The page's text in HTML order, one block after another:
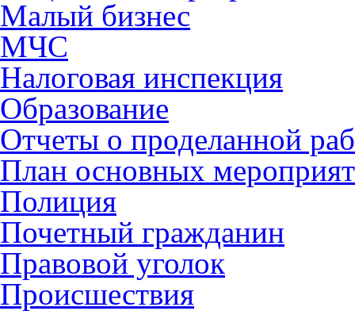
Малый бизнес
МЧС
Налоговая инспекция
Образование
Отчеты о проделанной
План основных
Полиция
Почетный гражданин
Правовой уголок
Происшествия